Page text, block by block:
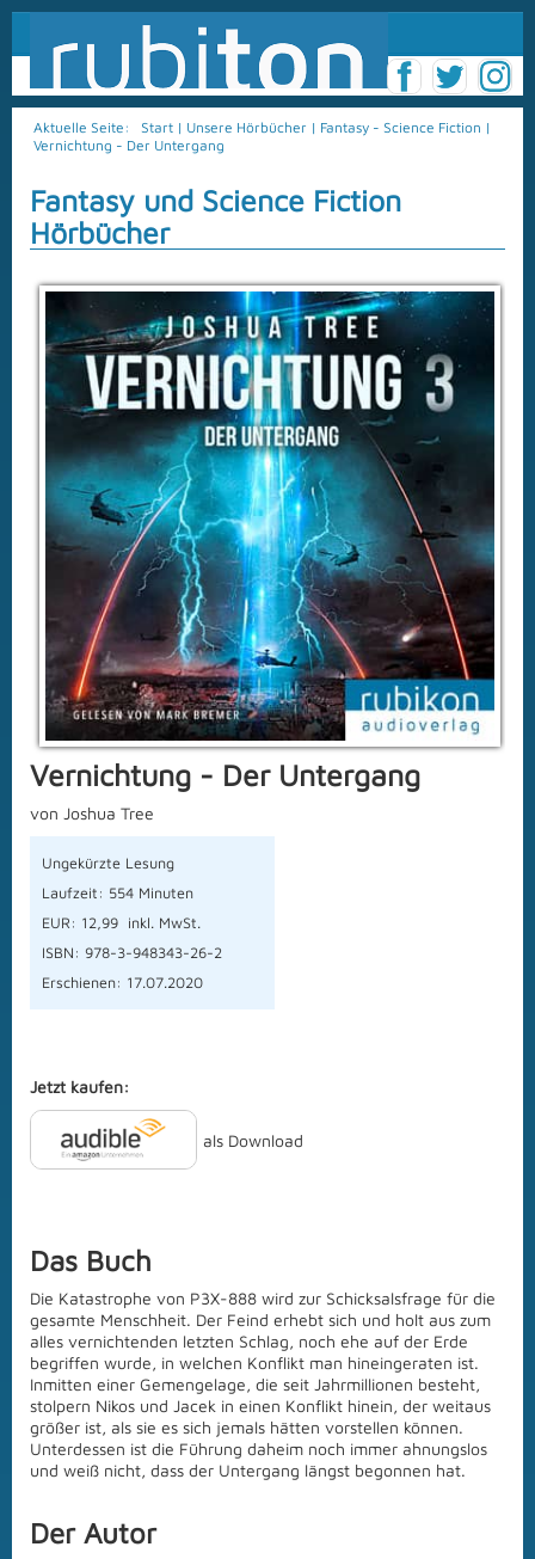
Aktuelle Seite: Start | Unsere Hörbücher | Fantasy - Science Fiction |
Vernichtung - Der Untergang
Fantasy und Science Fiction
Hörbücher
Vernichtung - Der Untergang
von Joshua Tree
Ungekürzte Lesung
Laufzeit: 554 Minuten
EUR: 12,99 inkl. MwSt.
ISBN: 978-3-948343-26-2
Erschienen: 17.07.2020
Jetzt kaufen:
als Download
Das Buch
Die Katastrophe von P3X-888 wird zur Schicksalsfrage für die
gesamte Menschheit. Der Feind erhebt sich und holt aus zum
alles vernichtenden letzten Schlag, noch ehe auf der Erde
begriffen wurde, in welchen Konflikt man hineingeraten ist.
Inmitten einer Gemengelage, die seit Jahrmillionen besteht,
stolpern Nikos und Jacek in einen Konflikt hinein, der weitaus
größer ist, als sie es sich jemals hätten vorstellen können.
Unterdessen ist die Führung daheim noch immer ahnungslos
und weiß nicht, dass der Untergang längst begonnen hat.
Der Autor